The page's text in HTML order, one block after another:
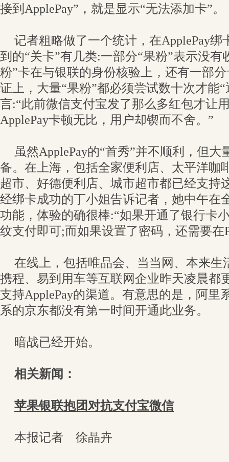
接到ApplePay”，就是显示“无法添加卡”。
记者粗略做了一个统计，在ApplePay绑
到的“关卡”有几类:一部分“果粉”表示没有
粉”卡在与银联的身份核验上，还有一部
证上，大量“果粉”都必须尝试数十次才能
言:“此前微信支付宝发了那么多红包才让
ApplePay卡顿无比，用户却锲而不舍。”
虽然ApplePay的“首秀”并不顺利，但大
备。在上海，包括全家便利店、太平洋咖
超市、好德便利店、城市超市都已经支持
经绑卡成功的丁小姐告诉记者，她中午在
功能，体验的确很棒:“如果开通了银行卡
纹支付即可;而如果设置了密码，还需要在
在线上，包括唯品会、当当网、本来生
携程、易到用车等互联网企业昨天凌晨都
支持ApplePay的渠道。有意思的是，阿里
系的京东都没有第一时间开通此业务。
暗战已经开始。
相关新闻：
苹果银联抱团对抗支付宝微信
本报记者 徐晶卉